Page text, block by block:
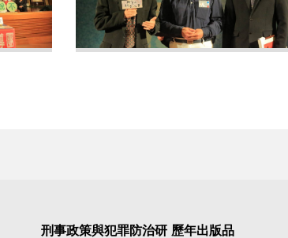
刑事政策與犯罪防治研 歷年出版品